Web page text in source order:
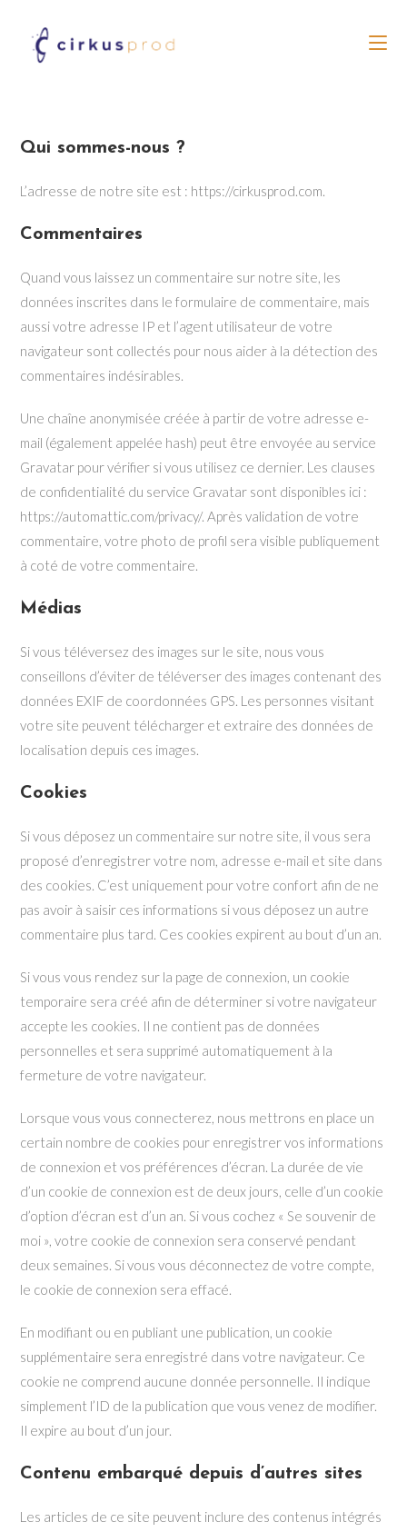
Qui sommes-nous ?
L’adresse de notre site est : https://cirkusprod.com.
Commentaires
Quand vous laissez un commentaire sur notre site, les
données inscrites dans le formulaire de commentaire, mais
aussi votre adresse IP et l’agent utilisateur de votre
navigateur sont collectés pour nous aider à la détection des
commentaires indésirables.
Une chaîne anonymisée créée à partir de votre adresse e-
mail (également appelée hash) peut être envoyée au service
Gravatar pour vérifier si vous utilisez ce dernier. Les clauses
de confidentialité du service Gravatar sont disponibles ici :
https://automattic.com/privacy/. Après validation de votre
commentaire, votre photo de profil sera visible publiquement
à coté de votre commentaire.
Médias
Si vous téléversez des images sur le site, nous vous
conseillons d’éviter de téléverser des images contenant des
données EXIF de coordonnées GPS. Les personnes visitant
votre site peuvent télécharger et extraire des données de
localisation depuis ces images.
Cookies
Si vous déposez un commentaire sur notre site, il vous sera
proposé d’enregistrer votre nom, adresse e-mail et site dans
des cookies. C’est uniquement pour votre confort afin de ne
pas avoir à saisir ces informations si vous déposez un autre
commentaire plus tard. Ces cookies expirent au bout d’un an.
Si vous vous rendez sur la page de connexion, un cookie
temporaire sera créé afin de déterminer si votre navigateur
accepte les cookies. Il ne contient pas de données
personnelles et sera supprimé automatiquement à la
fermeture de votre navigateur.
Lorsque vous vous connecterez, nous mettrons en place un
certain nombre de cookies pour enregistrer vos informations
de connexion et vos préférences d’écran. La durée de vie
d’un cookie de connexion est de deux jours, celle d’un cookie
d’option d’écran est d’un an. Si vous cochez « Se souvenir de
moi », votre cookie de connexion sera conservé pendant
deux semaines. Si vous vous déconnectez de votre compte,
le cookie de connexion sera effacé.
En modifiant ou en publiant une publication, un cookie
supplémentaire sera enregistré dans votre navigateur. Ce
cookie ne comprend aucune donnée personnelle. Il indique
simplement l’ID de la publication que vous venez de modifier.
Il expire au bout d’un jour.
Contenu embarqué depuis d’autres sites
Les articles de ce site peuvent inclure des contenus intégrés